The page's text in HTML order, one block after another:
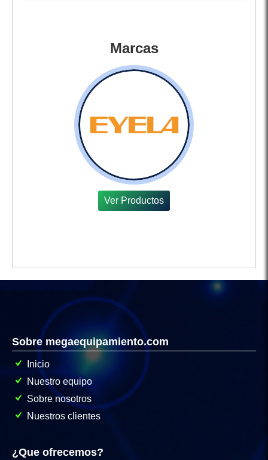
Marcas
Ver Productos
Sobre megaequipamiento.com
Inicio
Nuestro equipo
Sobre nosotros
Nuestros clientes
¿Que ofrecemos?